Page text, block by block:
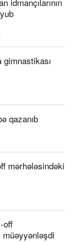
gimnastikası
qazanıb
mərhələsindəki
off